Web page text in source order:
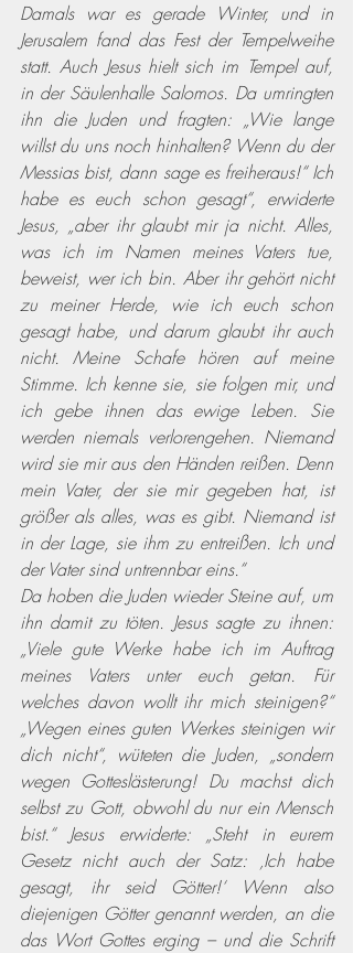
Damals war es gerade Winter, und in
Jerusalem fand das Fest der Tempelweihe
statt. Auch Jesus hielt sich im Tempel auf,
in der Säulenhalle Salomos. Da umringten
ihn die Juden und fragten: „Wie lange
willst du uns noch hinhalten? Wenn du der
Messias bist, dann sage es freiheraus!“ Ich
habe es euch schon gesagt“, erwiderte
Jesus, „aber ihr glaubt mir ja nicht. Alles,
was ich im Namen meines Vaters tue,
beweist, wer ich bin. Aber ihr gehört nicht
zu meiner Herde, wie ich euch schon
gesagt habe, und darum glaubt ihr auch
nicht. Meine Schafe hören auf meine
Stimme. Ich kenne sie, sie folgen mir, und
ich gebe ihnen das ewige Leben. Sie
werden niemals verlorengehen. Niemand
wird sie mir aus den Händen reißen. Denn
mein Vater, der sie mir gegeben hat, ist
größer als alles, was es gibt. Niemand ist
in der Lage, sie ihm zu entreißen. Ich und
der Vater sind untrennbar eins.“
Da hoben die Juden wieder Steine auf, um
ihn damit zu töten. Jesus sagte zu ihnen:
„Viele gute Werke habe ich im Auftrag
meines Vaters unter euch getan. Für
welches davon wollt ihr mich steinigen?“
„Wegen eines guten Werkes steinigen wir
dich nicht“, wüteten die Juden, „sondern
wegen Gotteslästerung! Du machst dich
selbst zu Gott, obwohl du nur ein Mensch
bist.“ Jesus erwiderte: „Steht in eurem
Gesetz nicht auch der Satz: ‚Ich habe
gesagt, ihr seid Götter!‘ Wenn also
diejenigen Götter genannt werden, an die
das Wort Gottes erging – und die Schrift